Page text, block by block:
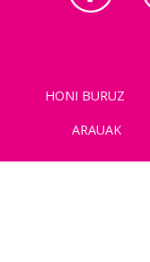
HONI BURUZ
ARAUAK